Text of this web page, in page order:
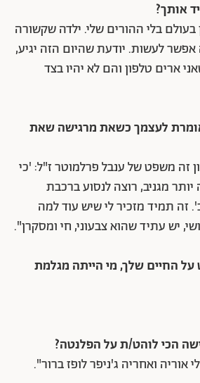
אותך?
בעולם בלי ההורים שלי. ילדה שקשורה
לעשות. יודעת שהיום הזה יגיע,
ארים טלפון והם לא יהיו בצד
לעצמך כשאת מרגישה שאת
זה משפט של ענבל פרלמוטר ז"ל: 'כי
מגניב, רוצה לנסוע ברכבת
תמיד מזכיר לי שיש עוד למה
יש עתיד שהוא צבעוני, חי ומסקרן".
על החיים שלך, מי הייתה מגלמת
הכי לוהט/ת על הפלנטה?
אוריה ואחריה ג'ניפר לופז ברור".